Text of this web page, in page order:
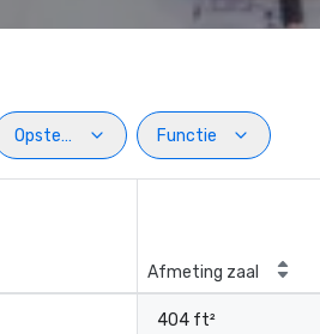
Opstelling
Functie
Afmeting zaal
404 ft²